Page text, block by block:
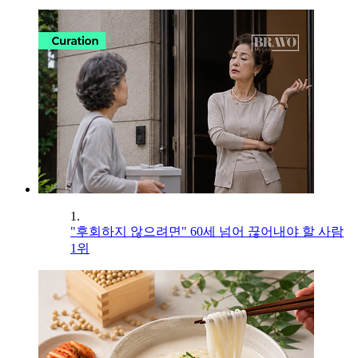
1.
"후회하지 않으려면" 60세 넘어 끊어내야 할 사람
1위